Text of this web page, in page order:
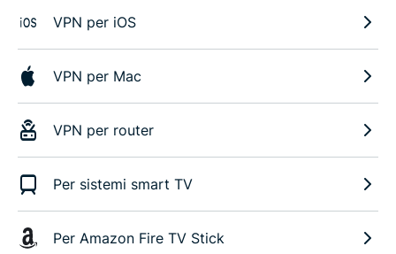
VPN per iOS
VPN per Mac
VPN per router
Per sistemi smart TV
Per Amazon Fire TV Stick